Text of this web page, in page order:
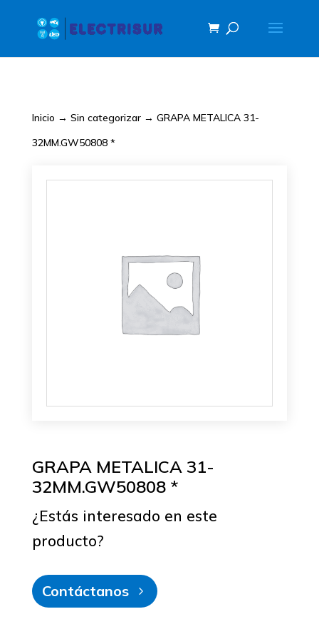
Inicio → Sin categorizar→ GRAPA METALICA 31-
32MM.GW50808 *
GRAPA METALICA 31-
32MM.GW50808 *
¿Estás interesado en este
producto?
Contáctanos